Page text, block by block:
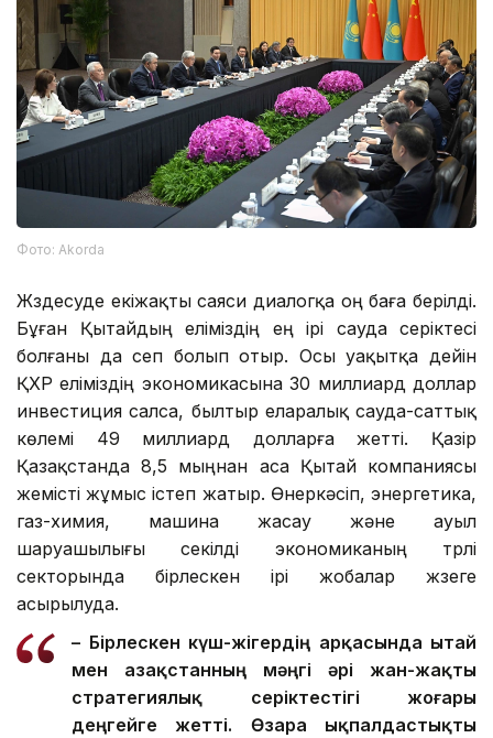
Фото: Аkorda
Жүздесуде екіжақты саяси диалогқа оң баға берілді.
Бұған Қытайдың еліміздің ең ірі сауда серіктесі
болғаны да сеп болып отыр. Осы уақытқа дейін
ҚХР еліміздің экономикасына 30 миллиард доллар
инвестиция салса, былтыр еларалық сауда-саттық
көлемі 49 миллиард долларға жетті. Қазір
Қазақстанда 8,5 мыңнан аса Қытай компаниясы
жемісті жұмыс істеп жатыр. Өнеркәсіп, энергетика,
газ-химия, машина жасау және ауыл
шаруашылығы секілді экономиканың түрлі
секторында бірлескен ірі жобалар жүзеге
асырылуда.
– Бірлескен күш-жігердің арқасында Қытай
мен Қазақстанның мәңгі әрі жан-жақты
стратегиялық серіктестігі жоғары
деңгейге жетті. Өзара ықпалдастықты